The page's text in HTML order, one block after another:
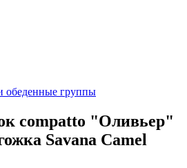
обеденные группы
compatto "Оливьер"
Savana Camel